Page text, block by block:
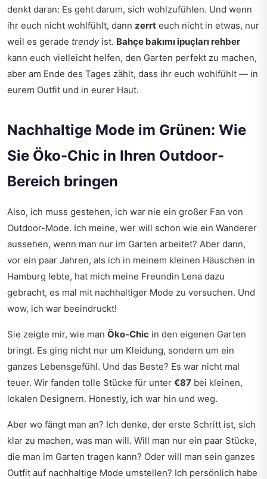
denkt daran: Es geht darum, sich wohlzufühlen. Und wenn
ihr euch nicht wohlfühlt, dann zerrt euch nicht in etwas, nur
weil es gerade trendyist. Bahçe bakımı ipuçları rehber
kann euch vielleicht helfen, den Garten perfekt zu machen,
aber am Ende des Tages zählt, dass ihr euch wohlfühlt — in
eurem Outfit und in eurer Haut.
Nachhaltige Mode im Grünen: Wie
Sie Öko-Chic in Ihren Outdoor-
Bereich bringen
Also, ich muss gestehen, ich war nie ein großer Fan von
Outdoor-Mode. Ich meine, wer will schon wie ein Wanderer
aussehen, wenn man nur im Garten arbeitet? Aber dann,
vor ein paar Jahren, als ich in meinem kleinen Häuschen in
Hamburg lebte, hat mich meine Freundin Lena dazu
gebracht, es mal mit nachhaltiger Mode zu versuchen. Und
wow, ich war beeindruckt!
Sie zeigte mir, wie man Öko-Chic in den eigenen Garten
bringt. Es ging nicht nur um Kleidung, sondern um ein
ganzes Lebensgefühl. Und das Beste? Es war nicht mal
teuer. Wir fanden tolle Stücke für unter €87 bei kleinen,
lokalen Designern. Honestly, ich war hin und weg.
Aber wo fängt man an? Ich denke, der erste Schritt ist, sich
klar zu machen, was man will. Will man nur ein paar Stücke,
die man im Garten tragen kann? Oder will man sein ganzes
Outfit auf nachhaltige Mode umstellen? Ich persönlich habe